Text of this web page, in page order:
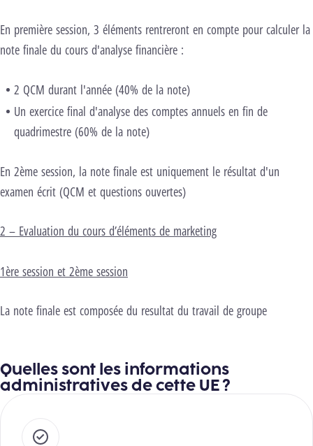
En première session, 3 éléments rentreront en compte pour calculer la
note finale du cours d'analyse financière :
2 QCM durant l'année (40% de la note)
Un exercice final d'analyse des comptes annuels en fin de
quadrimestre (60% de la note)
En 2ème session, la note finale est uniquement le résultat d'un
examen écrit (QCM et questions ouvertes)
2 – Evaluation du cours d’éléments de marketing
1ère session et 2ème session
La note finale est composée du resultat du travail de groupe
Quelles sont les informations
administratives de cette UE ?